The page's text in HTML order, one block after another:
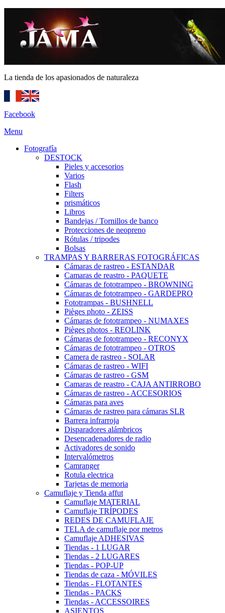
La tienda de los apasionados de naturaleza
Facebook
Menu
Fotografía
DESTOCK
Pieles y accesorios
Varios
Flash
Filters
prismáticos
Libros
Bandejas / Tornillos de banco
Protecciones de neopreno
Rótulas / tripodes
Bolsas
TRAMPAS Y BARRERAS FOTOGRÁFICAS
Cámaras de rastreo - ESTANDAR
Camaras de reastro - PAQUETE
Cámaras de fototrampeo - BROWNING
Cámaras de fototrampeo - GARDEPRO
Fototrampas - BUSHNELL
Pièges photo - ZEISS
Cámaras de fototrampeo - NUMAXES
Pièges photos - REOLINK
Cámaras de fototrampeo - RECONYX
Cámaras de fototrampeo - OTROS
Camera de rastreo - SOLAR
Cámaras de rastreo - WIFI
Cámaras de rastreo - GSM
Camaras de reastro - CAJA ANTIRROBO
Cámaras de rastreo - ACCESORIOS
Cámaras para aves
Cámaras de rastreo para cámaras SLR
Barrera infrarroja
Disparadores alámbricos
Desencadenadores de radio
Activadores de sonido
Intervalómetros
Camranger
Rotula electrica
Tarjetas de memoria
Camuflaje y Tienda affut
Camuflaje MATERIAL
Camuflaje TRÍPODES
REDES DE CAMUFLAJE
TELA de camuflaje por metros
Camuflaje ADHESIVAS
Tiendas - 1 LUGAR
Tiendas - 2 LUGARES
Tiendas - POP-UP
Tiendas de caza - MÓVILES
Tiendas - FLOTANTES
Tiendas - PACKS
Tiendas - ACCESSOIRES
ASIENTOS